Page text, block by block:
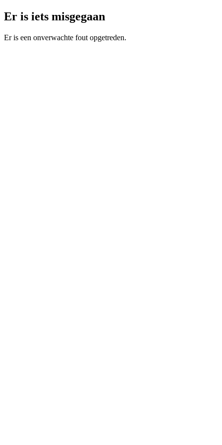
Er is iets misgegaan
Er is een onverwachte fout opgetreden.